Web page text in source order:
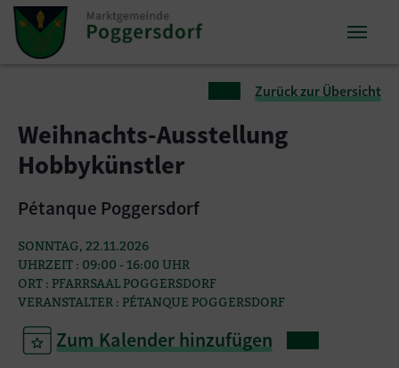
Zum Inhalt springen
Zum Seitenende springen
Zurück zur Übersicht
Weihnachts-Ausstellung
Hobbykünstler
Pétanque Poggersdorf
SONNTAG, 22.11.2026
UHRZEIT : 09:00 - 16:00 UHR
ORT : PFARRSAAL POGGERSDORF
VERANSTALTER : PÉTANQUE POGGERSDORF
Zum Kalender hinzufügen